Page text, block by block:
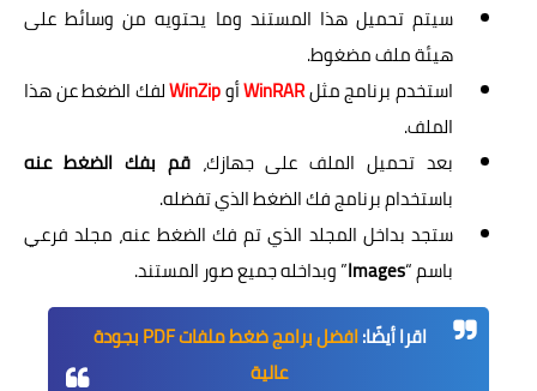
سيتم تحميل هذا المستند وما يحتويه من وسائط على
هيئة ملف مضغوط.
استخدم برنامج مثلWinRARأوWinZipلفك الضغط عن هذا
الملف.
بعد تحميل الملف على جهازك، قم بفك الضغط عنه
باستخدام برنامج فك الضغط الذي تفضله.
ستجد بداخل المجلد الذي تم فك الضغط عنه، مجلد فرعي
باسم “Images” وبداخله جميع صور المستند.
اقرا أيضًا:
افضل برامج ضغط ملفات PDF بجودة
عالية